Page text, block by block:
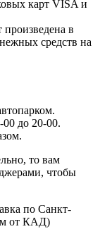
карт VISA и
произведена в
средств на
00 до 20-00.
то вам
чтобы
по Санкт-
от КАД)